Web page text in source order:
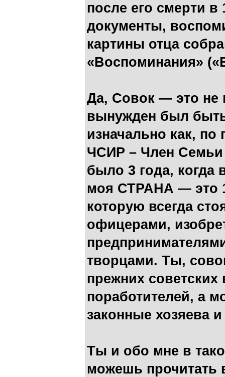
после его смерти в
документы,
картины отца
«Воспоминания»
Да, Совок — это не
вынужден был
изначально как, по
ЧСИР – Член
было 3 года, когда
моя СТРАНА — это
которую всегда
офицерами,
творцами. Ты,
прежних
поработителей, а
законные хозяева
Ты и обо мне в
можешь прочитать